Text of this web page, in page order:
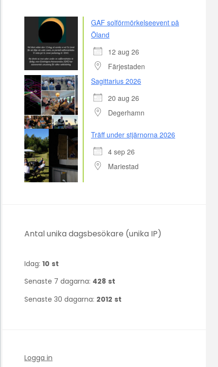
GAF solförmörkelseevent på
Öland
12 aug 26
Färjestaden
Sagittarius 2026
20 aug 26
Degerhamn
Träff under stjärnorna 2026
4 sep 26
Mariestad
Antal unika dagsbesökare (unika IP)
Idag: 10 st
Senaste 7 dagarna: 428 st
Senaste 30 dagarna: 2012 st
Logga in